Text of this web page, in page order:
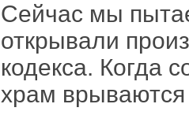
Сейчас мы
открывали
кодекса. Когда
храм врываются